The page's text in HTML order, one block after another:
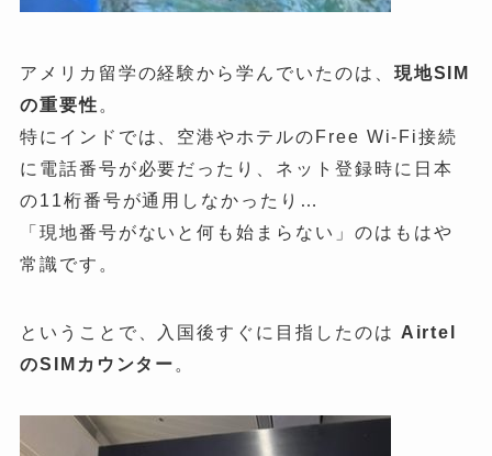
アメリカ留学の経験から学んでいたのは、 現地SIM
の重要性 。
特にインドでは、空港やホテルのFree Wi-Fi接続
に電話番号が必要だったり、ネット登録時に日本
の11桁番号が通用しなかったり…
「現地番号がないと何も始まらない」のはもはや
常識です。
ということで、入国後すぐに目指したのは Airtel
のSIM カウンター